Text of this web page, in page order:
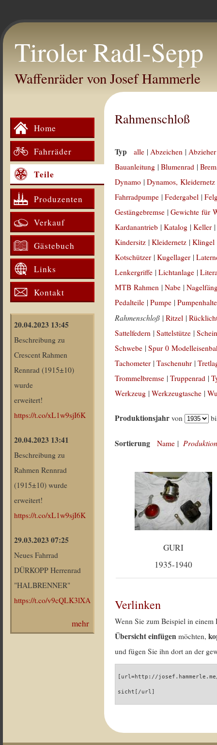
Tiroler Radl-Sepp
Waffenräder von Josef Hammerle
Home
Fahrräder
Teile
Produzenten
Verkauf
Gästebuch
Links
Kontakt
20.04.2023 13:45
Beschreibung zu
Crescent Rahmen
Rennrad (1915±10)
wurde
erweitert!
https://t.co/xL1w9sjI6K
20.04.2023 13:41
Beschreibung zu
Rahmen Rennrad
(1915±10) wurde
erweitert!
https://t.co/xL1w9sjI6K
29.03.2023 07:25
Neues Fahrrad
DÜRKOPP Herrenrad
"HALBRENNER"
https://t.co/v9cQLK3lXA
mehr
Rahmenschloß
Typ alle |Abzeichen |
Bauanleitung |Blumenrad |
Dynamo |Dynamos, Kleidernetz
Fahrradpumpe |Federgabel |
Gestängebremse |Gewichte für
Kardanantrieb |Katalog |Keller
Kindersitz |Kleidernetz |Klingel
Kotschützer |Kugellager |
Lenkergriffe |Lichtanlage |
MTB Rahmen |Nabe |
Pedalteile |Pumpe |
Rahmenschloß |Ritzel |
Sattelfedern |Sattelstütze |
Schwebe |Spur 0
Tachometer |Taschenuhr |
Trommelbremse |Truppenrad |
Werkzeug |Werkzeugtasche |
Produktionsjahr von
Sortierung Name |
GURI
1935-1940
Verlinken
Wenn Sie zum Beispiel in
Übersicht einfügen möchten,
und fügen Sie ihn dort an der
[url=http://
sicht[/url]